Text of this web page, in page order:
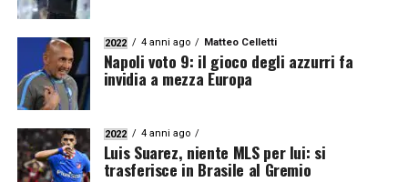
2022 4 anni ago Matteo Celletti
Napoli voto 9: il gioco degli azzurri fa
invidia a mezza Europa
2022 4 anni ago
Luis Suarez, niente MLS per lui: si
trasferisce in Brasile al Gremio